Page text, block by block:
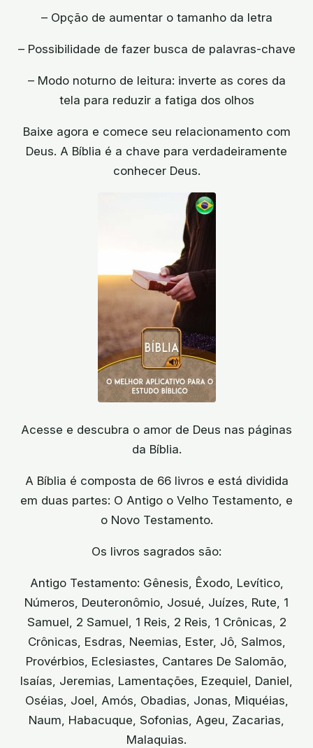
– Opção de aumentar o tamanho da letra
– Possibilidade de fazer busca de palavras-chave
– Modo noturno de leitura: inverte as cores da
tela para reduzir a fatiga dos olhos
Baixe agora e comece seu relacionamento com
Deus. A Bíblia é a chave para verdadeiramente
conhecer Deus.
Acesse e descubra o amor de Deus nas páginas
da Bíblia.
A Bíblia é composta de 66 livros e está dividida
em duas partes: O Antigo o Velho Testamento, e
o Novo Testamento.
Os livros sagrados são:
Antigo Testamento: Gênesis, Êxodo, Levítico,
Números, Deuteronômio, Josué, Juízes, Rute, 1
Samuel, 2 Samuel, 1 Reis, 2 Reis, 1 Crônicas, 2
Crônicas, Esdras, Neemias, Ester, Jô, Salmos,
Provérbios, Eclesiastes, Cantares De Salomão,
Isaías, Jeremias, Lamentações, Ezequiel, Daniel,
Oséias, Joel, Amós, Obadias, Jonas, Miquéias,
Naum, Habacuque, Sofonias, Ageu, Zacarias,
Malaquias.